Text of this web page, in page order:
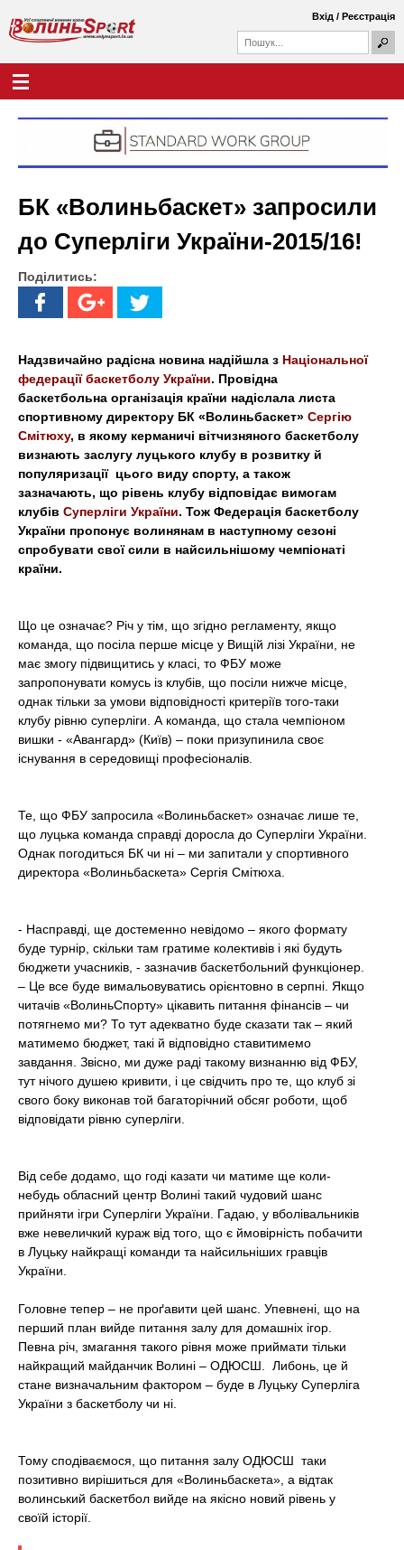
вмісту
В
о
н
ь
S
p
o
о
у
к
о
в
а
о
м
о
ш
Вхід / Реєстрація
БК «Волиньбаскет» запросили
до Суперліги України-2015/16!
Поділитись:
Надзвичайно радісна новина надійшла з Національної
федерації баскетболу України. Провідна
баскетбольна організація країни надіслала листа
спортивному директору БК «Волиньбаскет» Сергію
Смітюху, в якому керманичі вітчизняного баскетболу
визнають заслугу луцького клубу в розвитку й
популяризації цього виду спорту, а також
зазначають, що рівень клубу відповідає вимогам
клубів Суперліги України. Тож Федерація баскетболу
України пропонує волинянам в наступному сезоні
спробувати свої сили в найсильнішому чемпіонаті
країни.
Що це означає? Річ у тім, що згідно регламенту, якщо
команда, що посіла перше місце у Вищій лізі України, не
має змогу підвищитись у класі, то ФБУ може
запропонувати комусь із клубів, що посіли нижче місце,
однак тільки за умови відповідності критеріїв того-таки
клубу рівню суперліги. А команда, що стала чемпіоном
вишки - «Авангард» (Київ) – поки призупинила своє
існування в середовищі професіоналів.
Те, що ФБУ запросила «Волиньбаскет» означає лише те,
що луцька команда справді доросла до Суперліги України.
Однак погодиться БК чи ні – ми запитали у спортивного
директора «Волиньбаскета» Сергія Смітюха.
- Насправді, ще достеменно невідомо – якого формату
буде турнір, скільки там гратиме колективів і які будуть
бюджети учасників, - зазначив баскетбольний функціонер.
– Це все буде вимальовуватись орієнтовно в серпні. Якщо
читачів «ВолиньСпорту» цікавить питання фінансів – чи
потягнемо ми? То тут адекватно буде сказати так – який
матимемо бюджет, такі й відповідно ставитимемо
завдання. Звісно, ми дуже раді такому визнанню від ФБУ,
тут нічого душею кривити, і це свідчить про те, що клуб зі
свого боку виконав той багаторічний обсяг роботи, щоб
відповідати рівню суперліги.
Від себе додамо, що годі казати чи матиме ще коли-
небудь обласний центр Волині такий чудовий шанс
прийняти ігри Суперліги України. Гадаю, у вболівальників
вже невеличкий кураж від того, що є ймовірність побачити
в Луцьку найкращі команди та найсильніших гравців
України.
Головне тепер – не проґавити цей шанс. Упевнені, що на
перший план вийде питання залу для домашніх ігор.
Певна річ, змагання такого рівня може приймати тільки
найкращий майданчик Волині – ОДЮСШ. Либонь, це й
стане визначальним фактором – буде в Луцьку Суперліга
України з баскетболу чи ні.
Тому сподіваємося, що питання залу ОДЮСШ таки
позитивно вирішиться для «Волиньбаскета», а відтак
волинський баскетбол вийде на якісно новий рівень у
своїй історії.